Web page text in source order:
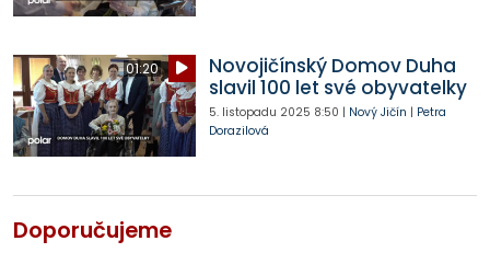
01:20
Novojičínský Domov Duha
slavil 100 let své obyvatelky
5. listopadu 2025 8:50 | Nový Jičín | Petra
Dorazilová
Doporučujeme